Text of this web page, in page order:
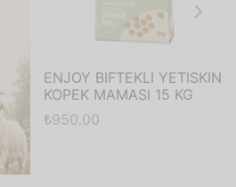
ENJOY BIFTEKLI YETISKIN
KOPEK MAMASI 15 KG
₺950.00